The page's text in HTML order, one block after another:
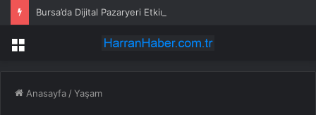
Bursa’da Dijital Pazaryeri Etkinliği
Menü
Anasayfa /Yaşam